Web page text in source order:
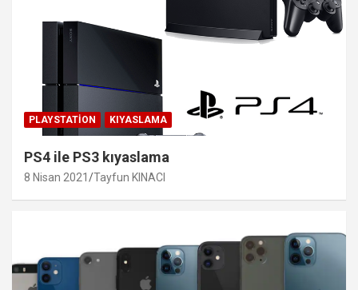
PLAYSTATION KIYASLAMA
PS4 ile PS3 kıyaslama
8 Nisan 2021 Tayfun KINACI